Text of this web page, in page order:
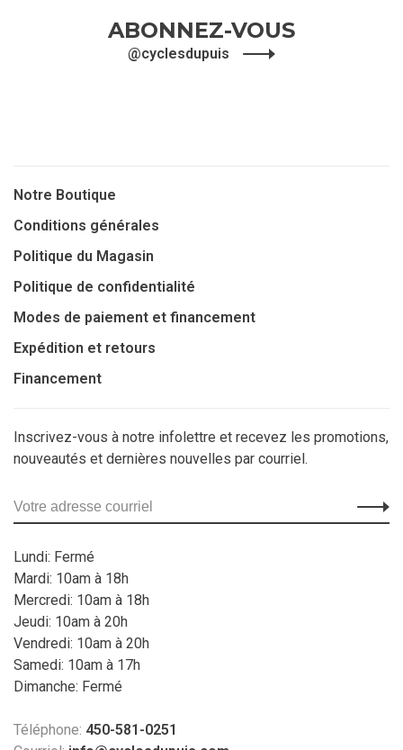
ABONNEZ-VOUS
@cyclesdupuis
Notre Boutique
Conditions générales
Politique du Magasin
Politique de confidentialité
Modes de paiement et financement
Expédition et retours
Financement
Inscrivez-vous à notre infolettre et recevez les promotions,
nouveautés et dernières nouvelles par courriel.
Lundi: Fermé
Mardi: 10am à 18h
Mercredi: 10am à 18h
Jeudi: 10am à 20h
Vendredi: 10am à 20h
Samedi: 10am à 17h
Dimanche: Fermé
Téléphone: 450-581-0251